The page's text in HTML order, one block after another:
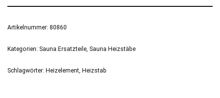
Artikelnummer: 80860
Kategorien: Sauna Ersatzteile Sauna Heizstäbe
Schlagwörter: Heizelement Heizstab